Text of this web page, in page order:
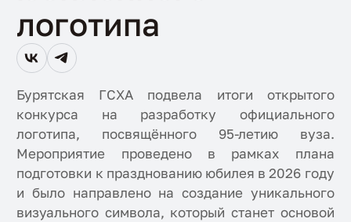
логотипа
Бурятская ГСХА подвела итоги открытого
конкурса на разработку официального
логотипа, посвящённого 95-летию вуза.
Мероприятие проведено в рамках плана
подготовки к празднованию юбилея в 2026 году
и было направлено на создание уникального
визуального символа, который станет основой